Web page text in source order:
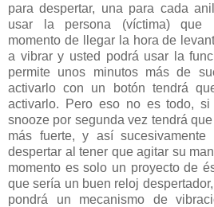
para despertar, una para cada
usar la persona (víctima) que
momento de llegar la hora de
a vibrar y usted podrá usar la
permite unos minutos más de
activarlo con un botón tendrá
activarlo. Pero eso no es todo, si
snooze por segunda vez tendrá
más fuerte, y así
despertar al tener que agitar su
momento es solo un proyecto de
que sería un buen reloj
pondrá un mecanismo de